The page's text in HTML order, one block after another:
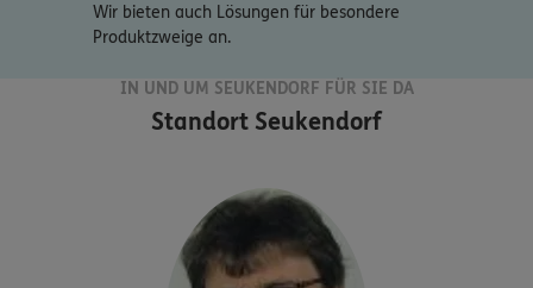
Wir bieten auch Lösungen für besondere
Produktzweige an.
IN UND UM SEUKENDORF FÜR SIE DA
Standort Seukendorf